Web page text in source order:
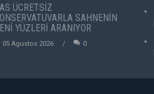
ÜCRETSİZ
SAHNENİN
YÜZLERİ ARANIYOR
05 Agustos 2026 0